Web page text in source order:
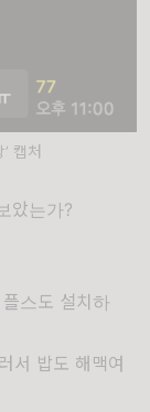
캡처
았는가?
스도 설치하
서 밥도 해맥여